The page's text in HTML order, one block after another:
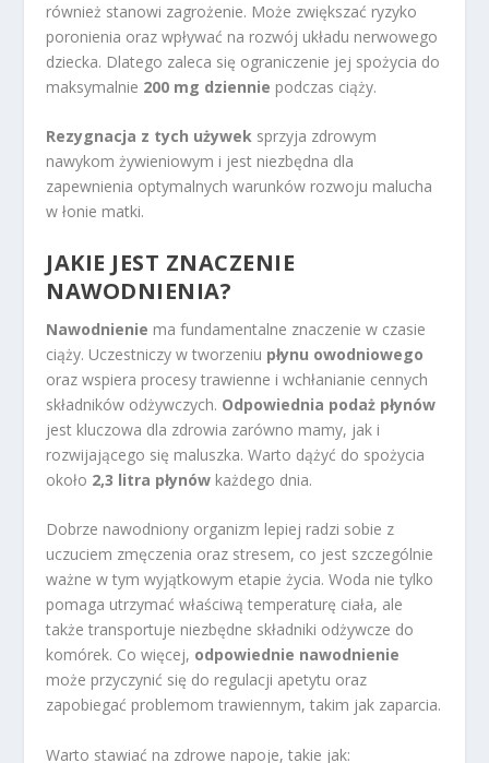
również stanowi zagrożenie. Może zwiększać ryzyko
poronienia oraz wpływać na rozwój układu nerwowego
dziecka. Dlatego zaleca się ograniczenie jej spożycia do
maksymalnie 200 mg dziennie podczas ciąży.
Rezygnacja z tych używek sprzyja zdrowym
nawykom żywieniowym i jest niezbędna dla
zapewnienia optymalnych warunków rozwoju malucha
w łonie matki.
JAKIE JEST ZNACZENIE
NAWODNIENIA?
Nawodnienie ma fundamentalne znaczenie w czasie
ciąży. Uczestniczy w tworzeniu płynu owodniowego
oraz wspiera procesy trawienne i wchłanianie cennych
składników odżywczych. Odpowiednia podaż płynów
jest kluczowa dla zdrowia zarówno mamy, jak i
rozwijającego się maluszka. Warto dążyć do spożycia
około 2,3 litra płynów każdego dnia.
Dobrze nawodniony organizm lepiej radzi sobie z
uczuciem zmęczenia oraz stresem, co jest szczególnie
ważne w tym wyjątkowym etapie życia. Woda nie tylko
pomaga utrzymać właściwą temperaturę ciała, ale
także transportuje niezbędne składniki odżywcze do
komórek. Co więcej, odpowiednie nawodnienie
może przyczynić się do regulacji apetytu oraz
zapobiegać problemom trawiennym, takim jak zaparcia.
Warto stawiać na zdrowe napoje, takie jak: